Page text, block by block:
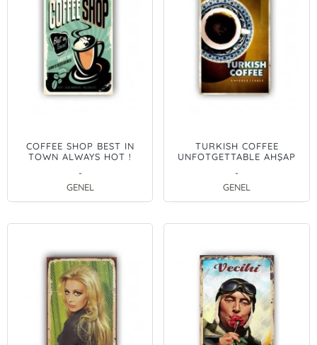
COFFEE SHOP BEST IN
TOWN ALWAYS HOT !
-
GENEL
TURKISH COFFEE
UNFOTGETTABLE AHŞAP
-
GENEL